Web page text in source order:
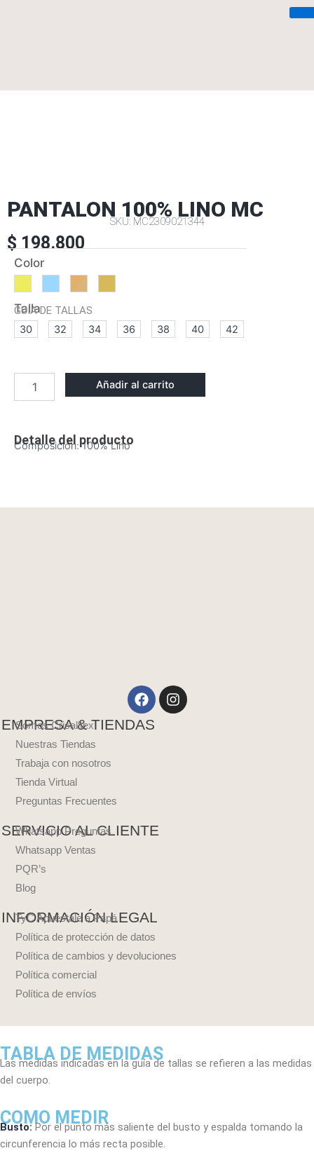
PANTALON 100% LINO MC
SKU: MC2309021344
$198.800
Color
Talla
30 32 34 36 38 40 42
PANTALON
100%
LINO
MC
cantidad
Añadir al carrito
GUÍA DE TALLAS
Detalle del producto
Composición: 100% Lino
FacebookInstagram
EMPRESA & TIENDAS
Somos Crisalltex
Nuestras Tiendas
Trabaja con nosotros
Tienda Virtual
Preguntas Frecuentes
SERVICIO AL CLIENTE
Whatsapp Preguntas
Whatsapp Ventas
PQR’s
Blog
INFORMACIÓN LEGAL
TyC Apuéstale a Papá
Política de protección de datos
Política de cambios y devoluciones
Política comercial
Política de envíos
TABLA DE MEDIDAS
Las medidas indicadas en la guía de tallas se refieren a las medidas
del cuerpo.
COMO MEDIR
Busto: Por el punto más saliente del busto y espalda tomando la
circunferencia lo más recta posible.